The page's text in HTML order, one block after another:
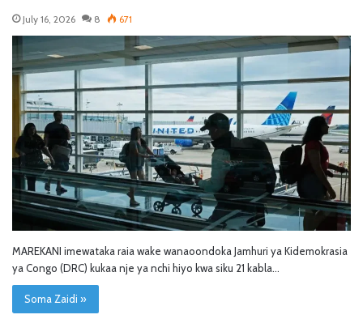
July 16, 2026 8 671
MAREKANI imewataka raia wake wanaoondoka Jamhuri ya Kidemokrasia
ya Congo (DRC) kukaa nje ya nchi hiyo kwa siku 21 kabla…
Soma Zaidi »